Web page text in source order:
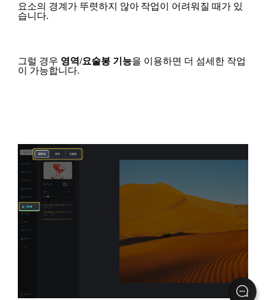
요소의 경계가 뚜렷하지 않아 작업이 어려워질 때가 있
습니다.
그럴 경우 영역/요술봉 기능을 이 용하면 더 섬세한 작업
이 가능합니다.